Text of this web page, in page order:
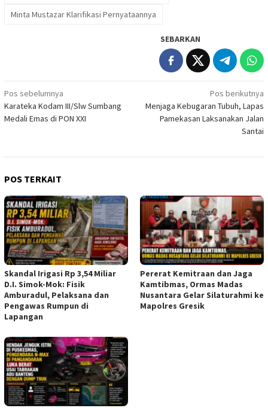
Minta Mustazar Klarifikasi Pernyataannya
SEBARKAN
Navigasi
pos
Pos sebelumnya
Karateka Kodam III/Slw Sumbang
Medali Emas di PON XXI
Pos berikutnya
Menjaga Kebugaran Tubuh, Lapas
Pamekasan Laksanakan Jalan
Santai
POS TERKAIT
Skandal Irigasi Rp 3,54 Miliar
D.I. Simok-Mok: Fisik
Amburadul, Pelaksana dan
Pengawas Rumpun di
Lapangan
Pererat Kemitraan dan Jaga
Kamtibmas, Ormas Madas
Nusantara Gelar Silaturahmi ke
Mapolres Gresik